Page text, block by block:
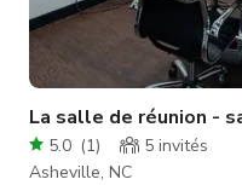
La salle de réunion -
5.0 (1) 5 invités
Asheville, NC